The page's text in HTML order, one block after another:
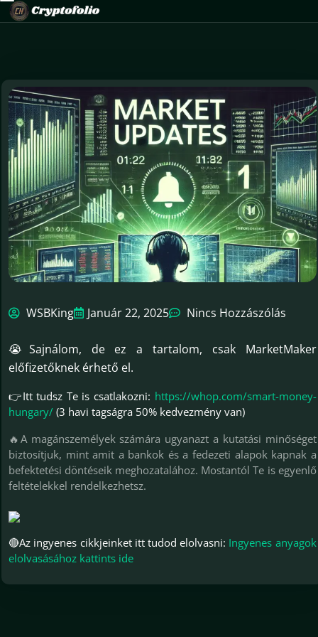
WSBKing Január 22, 2025 Nincs Hozzászólás
😭Sajnálom, de ez a tartalom, csak MarketMaker
előfizetőknek érhető el.
👉Itt tudsz Te is csatlakozni: https://whop.com/smart-money-
hungary/ (3 havi tagságra 50% kedvezmény van)
🔥A magánszemélyek számára ugyanazt a kutatási minőséget
biztosítjuk, mint amit a bankok és a fedezeti alapok kapnak a
befektetési döntéseik meghozatalához. Mostantól Te is egyenlő
feltételekkel rendelkezhetsz.
🔴Az ingyenes cikkjeinket itt tudod elolvasni: Ingyenes anyagok
elolvasásához kattints ide